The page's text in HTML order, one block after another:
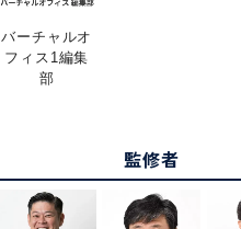
バーチャルオ
フィス1編集
部
監修者